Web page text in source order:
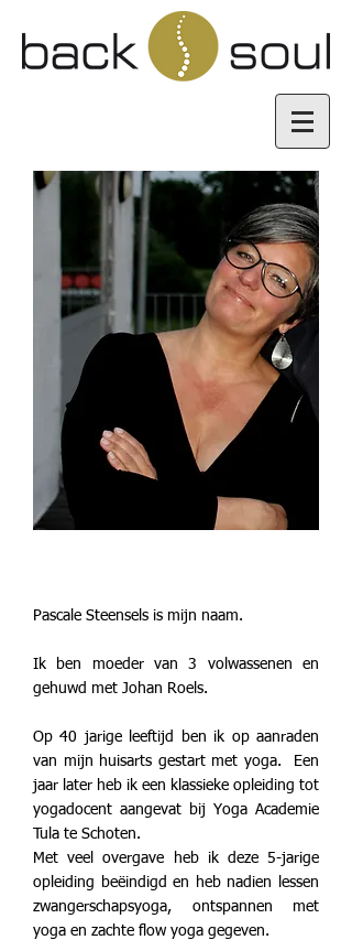
Pascale Steensels is mijn naam.
Ik ben moeder van 3 volwassenen en
gehuwd met Johan Roels.
Op 40 jarige leeftijd ben ik op aanraden
van mijn huisarts gestart met yoga. Een
jaar later heb ik een klassieke opleiding tot
yogadocent aangevat bij Yoga Academie
Tula te Schoten.
Met veel overgave heb ik deze 5-jarige
opleiding beëindigd en heb nadien lessen
zwangerschapsyoga, ontspannen met
yoga en zachte flow yoga gegeven.